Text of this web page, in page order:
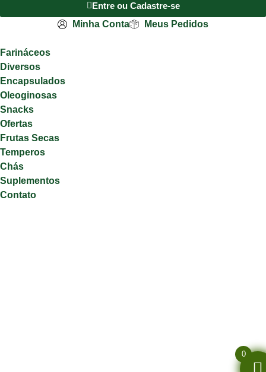
0
Entre ou Cadastre-se
Minha Conta
Meus Pedidos
Farináceos
Diversos
Encapsulados
Oleoginosas
Snacks
Ofertas
Frutas Secas
Temperos
Chás
Suplementos
Contato